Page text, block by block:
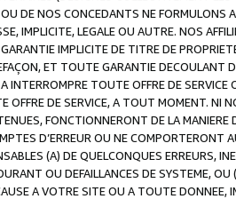
DE NOS CONCEDANTS NE FORMULONS
IMPLICITE, LEGALE OU AUTRE. NOS
IMPLICITE DE TITRE DE
ET TOUTE GARANTIE DECOULANT
TOUTE OFFRE DE SERVICE
OFFRE DE SERVICE, A TOUT MOMENT. NI
FONCTIONNERONT DE LA MANIERE
D’ERREUR OU NE COMPORTERONT
(A) DE QUELCONQUES ERREURS,
OU DEFAILLANCES DE SYSTEME,
A VOTRE SITE OU A TOUTE DONNEE,